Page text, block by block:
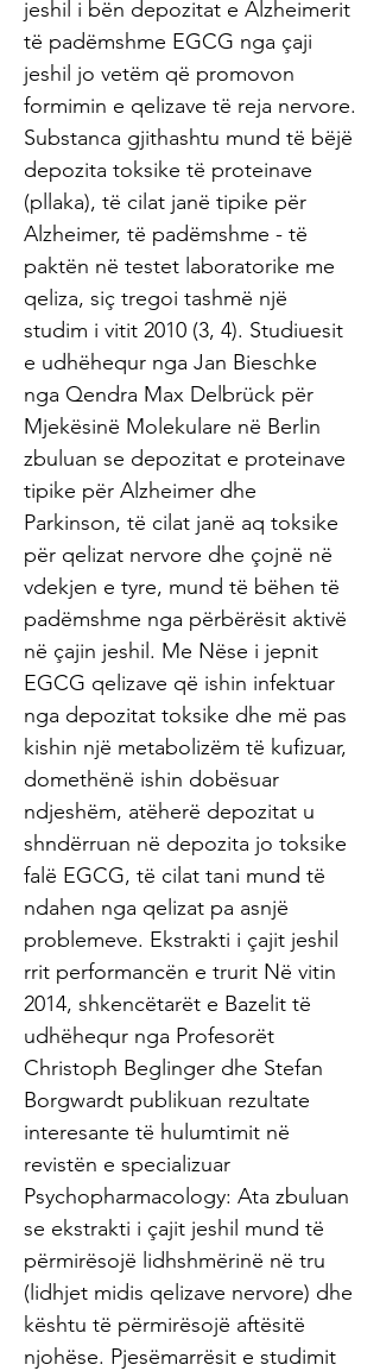
jeshil i bën depozitat e Alzheimerit
të padëmshme EGCG nga çaji
jeshil jo vetëm që promovon
formimin e qelizave të reja nervore.
Substanca gjithashtu mund të bëjë
depozita toksike të proteinave
(pllaka), të cilat janë tipike për
Alzheimer, të padëmshme - të
paktën në testet laboratorike me
qeliza, siç tregoi tashmë një
studim i vitit 2010 (3, 4). Studiuesit
e udhëhequr nga Jan Bieschke
nga Qendra Max Delbrück për
Mjekësinë Molekulare në Berlin
zbuluan se depozitat e proteinave
tipike për Alzheimer dhe
Parkinson, të cilat janë aq toksike
për qelizat nervore dhe çojnë në
vdekjen e tyre, mund të bëhen të
padëmshme nga përbërësit aktivë
në çajin jeshil. Me Nëse i jepnit
EGCG qelizave që ishin infektuar
nga depozitat toksike dhe më pas
kishin një metabolizëm të kufizuar,
domethënë ishin dobësuar
ndjeshëm, atëherë depozitat u
shndërruan në depozita jo toksike
falë EGCG, të cilat tani mund të
ndahen nga qelizat pa asnjë
problemeve. Ekstrakti i çajit jeshil
rrit performancën e trurit Në vitin
2014, shkencëtarët e Bazelit të
udhëhequr nga Profesorët
Christoph Beglinger dhe Stefan
Borgwardt publikuan rezultate
interesante të hulumtimit në
revistën e specializuar
Psychopharmacology: Ata zbuluan
se ekstrakti i çajit jeshil mund të
përmirësojë lidhshmërinë në tru
(lidhjet midis qelizave nervore) dhe
kështu të përmirësojë aftësitë
njohëse. Pjesëmarrësit e studimit